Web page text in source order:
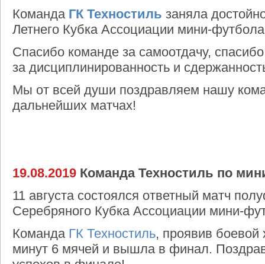
Команда ГК Техностиль заняла
Летнего Кубка Ассоциации мини-
Спасибо команде за самоотдачу,
за дисциплинированность и
Мы от всей души поздравляем нашу
дальнейших матчах!
19.08.2019 Команда Техностиль по
11 августа состоялся ответный матч
Серебряного Кубка Ассоциации мини-
Команда ГК Техностиль, проявив боевой
минут 6 мячей и вышла в финал.